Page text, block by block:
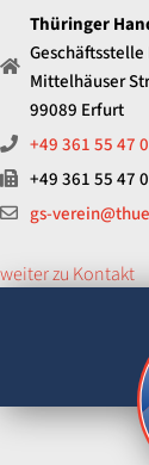
Thüringer
Mittelhäuser
99089 Erfurt
+49 361 55 47
+49 361 55 47
gs-
weiter zu Kontakt